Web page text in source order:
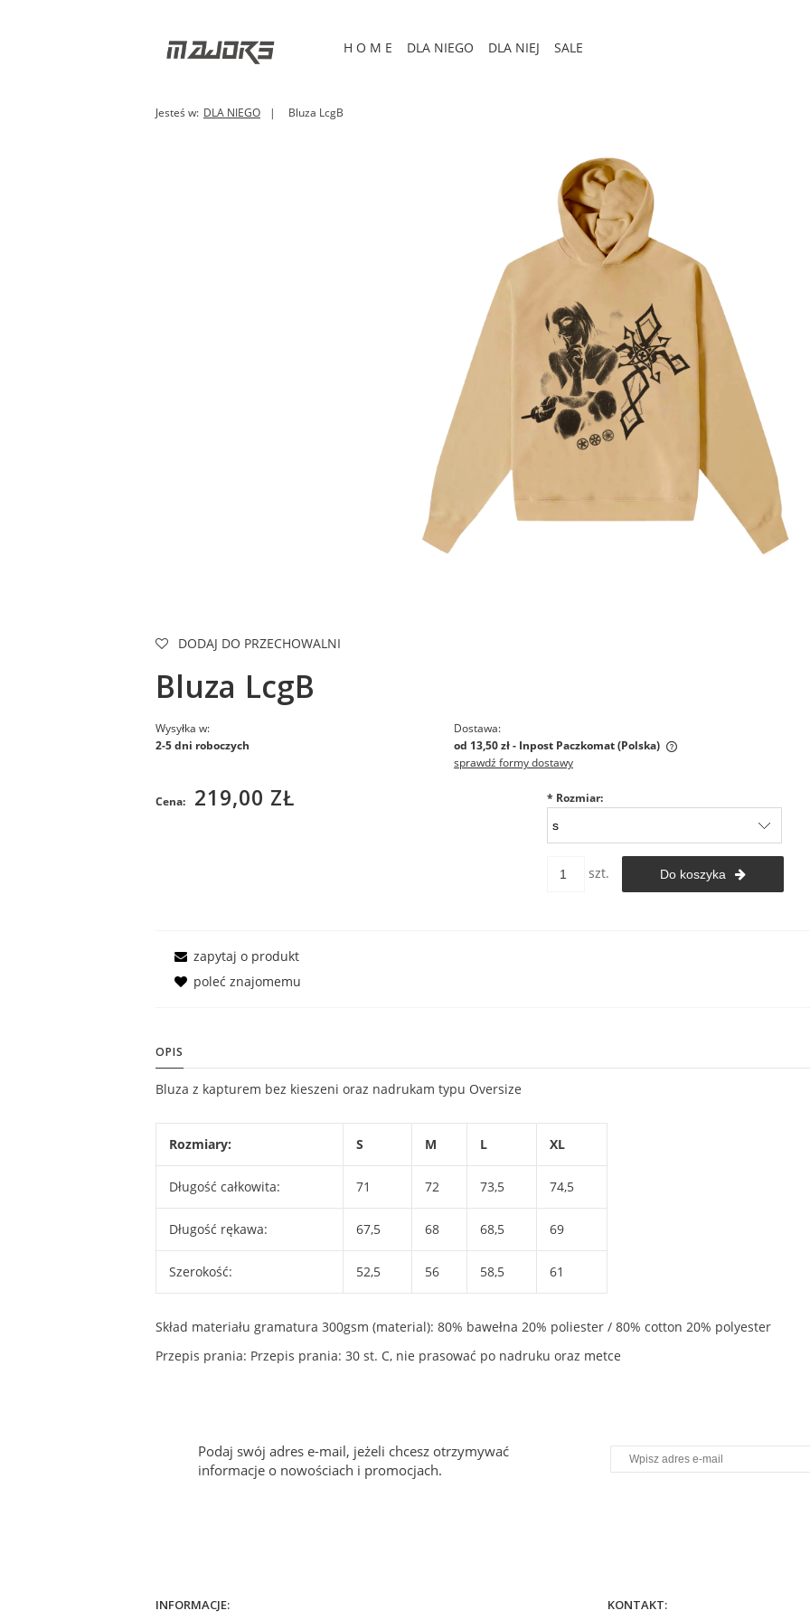
H O M E DLA NIEGO DLA NIEJ SALE
Jesteś w: DLA NIEGO Bluza LcgB
DODAJ DO PRZECHOWALNI
Bluza LcgB
Wysyłka w:
2-5 dni roboczych
Dostawa:
od 13,50 zł- Inpost Paczkomat(Polska)
sprawdź formy dostawy
Cena: 219,00 ZŁ * Rozmiar:
szt. Do koszyka
zapytaj o produkt
poleć znajomemu
OPIS
Bluza z kapturem bez kieszeni oraz nadrukam typu Oversize
Rozmiary: S M L XL
Długość całkowita: 71 72 73,5 74,5
Długość rękawa: 67,5 68 68,5 69
Szerokość: 52,5 56 58,5 61
Skład materiału gramatura 300gsm (material): 80% bawełna 20% poliester / 80% cotton 20% polyester
Przepis prania: Przepis prania: 30 st. C, nie prasować po nadruku oraz metce
Podaj swój adres e-mail, jeżeli chcesz otrzymywać
informacje o nowościach i promocjach.
INFORMACJE: KONTAKT: